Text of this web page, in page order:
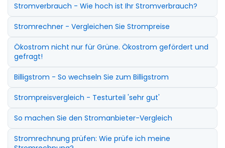
Stromverbrauch - Wie hoch ist Ihr Stromverbrauch?
Stromrechner - Vergleichen Sie Strompreise
Ökostrom nicht nur für Grüne. Ökostrom gefördert und
gefragt!
Billigstrom - So wechseln Sie zum Billigstrom
Strompreisvergleich - Testurteil 'sehr gut'
So machen Sie den Stromanbieter-Vergleich
Stromrechnung prüfen: Wie prüfe ich meine